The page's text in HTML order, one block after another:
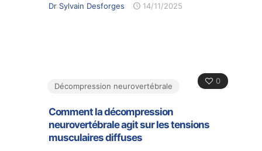
Dr Sylvain Desforges 14/11/2025
0
Décompression neurovertébrale
Comment la décompression
neurovertébrale agit sur les tensions
musculaires diffuses